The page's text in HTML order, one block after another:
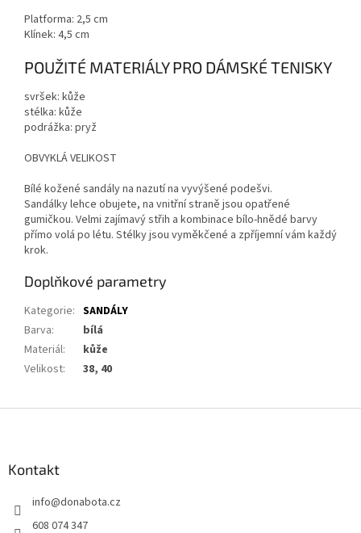
Platforma: 2,5 cm
Klínek: 4,5 cm
POUŽITÉ MATERIÁLY PRO DÁMSKÉ TENISKY
svršek: kůže
stélka: kůže
podrážka: pryž
OBVYKLÁ VELIKOST
Bílé kožené sandály na nazutí na vyvýšené podešvi.
Sandálky lehce obujete, na vnitřní straně jsou opatřené
gumičkou. Velmi zajímavý střih a kombinace bílo-hnědé barvy
přímo volá po létu. Stélky jsou vyměkčené a zpříjemní vám každý
krok.
Doplňkové parametry
Kategorie: SANDÁLY
Barva:
bílá
Materiál:
kůže
Velikost: 38, 40
Kontakt
info@donabota.cz
608 074 347